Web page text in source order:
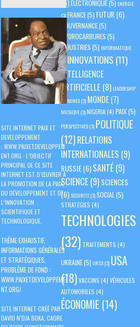
(6)ELECTRONIQUE(5)ENERGIE
(3)FRANCE(5)FUTUR (6)
GOUVERNANCE(5)
HYDROCARBURES(5)
INDUSTRIES(5)INFORMATIQUE
(3) INNOVATIONS (11)
INTELLIGENCE
ARTIFICIELLE (8)LEADERSHIP
(3)MINES(3) MONDE (7)
MUSIQUE(3)NIGERIA(4) PAIX(5)
PERSPECTIVES(3) POLITIQUE
(12)RELATIONS
INTERNATIONALES (9)
RUSSIE(6)SANTÉ(9)
SCIENCE(9) SCIENCES
(6) SECURITE(3)SOCIAL(5)
STRATEGIES (4)
TECHNOLOGIES
(32) TRAITEMENTS (4)
UKRAINE(5)URSS(3) USA
(18)VACCINS (4) VÉHICULES
AUTOMOBILES (4)
ÉCONOMIE (14)
SITE INTERNET PAIX ET
DEVELOPPEMENT
:WWW.PAIXETDEVELOPPEM
ENT.ORG : L’OBJECTIF
PRINCIPAL DE CE SITE
INTERNET EST D’ŒUVRER À
LA PROMOTION DE LA PAIX,
DU DÉVELOPPEMENT ET DE
L’INNOVATION
SCIENTIFIQUE ET
TECHNOLOGIQUE.
THÈME EXHAUSTIF,
INFORMATIONS GÉNÉRALES
ET STRATÉGIQUES,
PROBLÈME DE FOND :
WWW.PAIXETDEVELOPPEME
NT.ORG/
SITE INTERNET CRÉÉ PAR :
DAVID N’DJA BOKA, CADRE